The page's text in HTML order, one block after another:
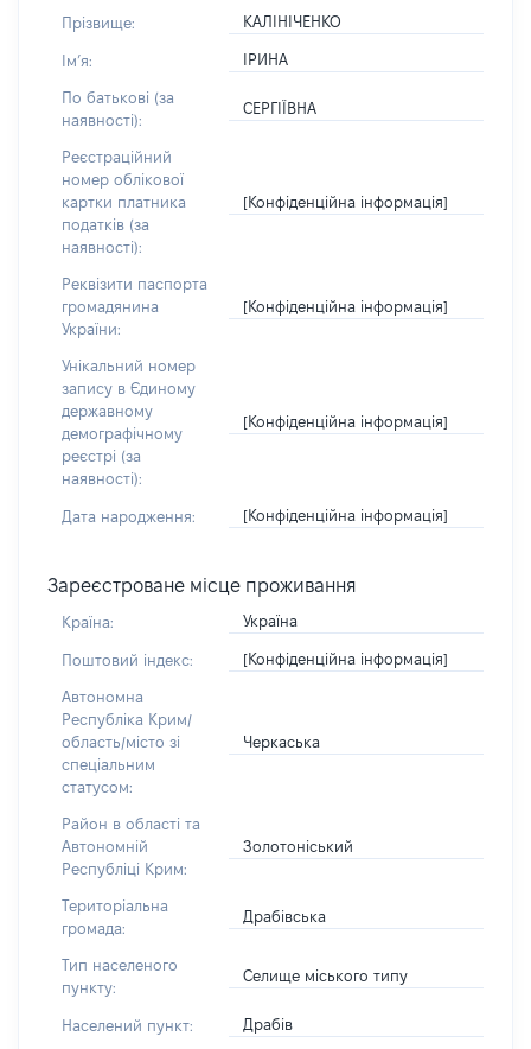
Прізвище: КАЛІНІЧЕНКО
Імʼя: ІРИНА
По батькові (за
наявності):
СЕРГІЇВНА
Реєстраційний
номер облікової
картки платника
податків (за
наявності):
[Конфіденційна інформація]
Реквізити паспорта
громадянина
України:
[Конфіденційна інформація]
Унікальний номер
запису в Єдиному
державному
демографічному
реєстрі (за
наявності):
[Конфіденційна інформація]
Дата народження: [Конфіденційна інформація]
Зареєстроване місце проживання
Країна: Україна
Поштовий індекс: [Конфіденційна інформація]
Автономна
Республіка Крим/
область/місто зі
спеціальним
статусом:
Черкаська
Район в області та
Автономній
Республіці Крим:
Золотоніський
Територіальна
громада:
Драбівська
Тип населеного
пункту:
Селище міського типу
Населений пункт: Драбів